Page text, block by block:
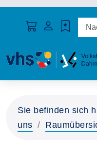
Sie befinden sich
uns